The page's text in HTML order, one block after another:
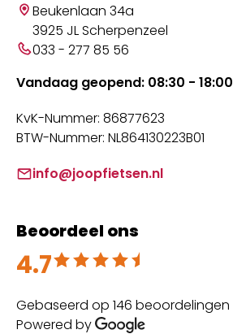
Beukenlaan 34a
3925 JL Scherpenzeel
033 - 277 85 56
Vandaag geopend: 08:30 - 18:00
KvK-Nummer: 86877623
BTW-Nummer: NL864130223B01
info@joopfietsen.nl
Beoordeel ons
4.7
Beoordeeld met 4.7 uit 5
Gebaseerd op 146 beoordelingen
Powered by